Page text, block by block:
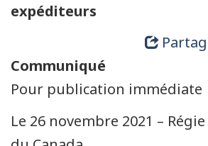
expéditeurs
Communiqué
Pour publication immédiate
Le 26 novembre 2021 –